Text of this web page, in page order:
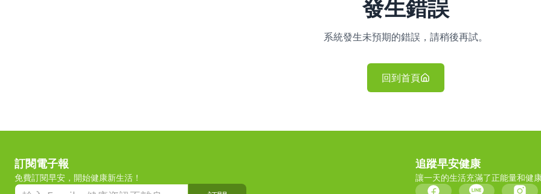
發生錯誤
系統發生未預期的錯誤，請稍後再試。
回到首頁
訂閱電子報
免費訂閱早安，開始健康新生活！
追蹤早安健康
讓一天的生活充滿了正能量和健